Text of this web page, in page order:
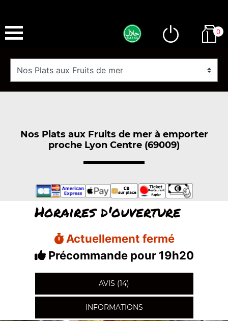
0
Nos Plats aux Fruits de mer à emporter
proche Lyon Centre (69009)
Horaires d'ouverture
Actuellement fermé
Précommande pour 19h20
AVIS (14)
INFORMATIONS